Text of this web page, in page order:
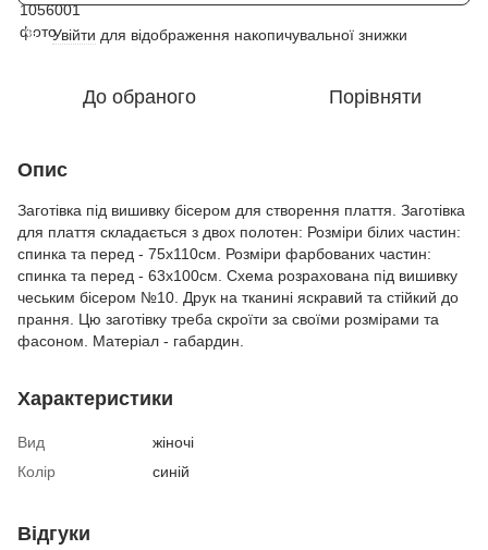
% Увійти для відображення накопичувальної знижки
До обраного Порівняти
Опис
Заготівка під вишивку бісером для створення плаття. Заготівка
для плаття складається з двох полотен: Розміри білих частин:
спинка та перед - 75х110см. Розміри фарбованих частин:
спинка та перед - 63х100см. Схема розрахована під вишивку
чеським бісером №10. Друк на тканині яскравий та стійкий до
прання. Цю заготівку треба скроїти за своїми розмірами та
фасоном. Матеріал - габардин.
Характеристики
Вид
жіночі
Колір
синій
Відгуки